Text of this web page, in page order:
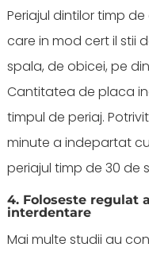
Periajul dintilor timp
care in mod cert il stii
spala, de obicei, pe
Cantitatea de placa
timpul de periaj.
minute a indepartat
periajul timp de 30 de
4. Foloseste regulat
interdentare
Mai multe studii au